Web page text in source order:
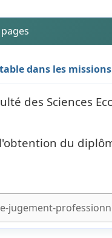
dans les
des Sciences
du